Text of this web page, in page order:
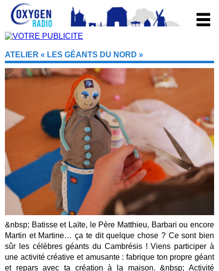
ATELIER « LES GÉANTS DU NORD »
&nbsp; Batisse et Laïte, le Père Matthieu, Barbari ou encore
Martin et Martine… ça te dit quelque chose ? Ce sont bien
sûr les célèbres géants du Cambrésis ! Viens participer à
une activité créative et amusante : fabrique ton propre géant
et repars avec ta création à la maison. &nbsp; Activité